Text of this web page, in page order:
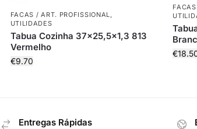
FACAS / ART. PROFISSIONAL
UTILIDADES
Tabua Cozinha 37×25,5×1,3 813
Vermelho
€9.70
€
Entregas Rápidas